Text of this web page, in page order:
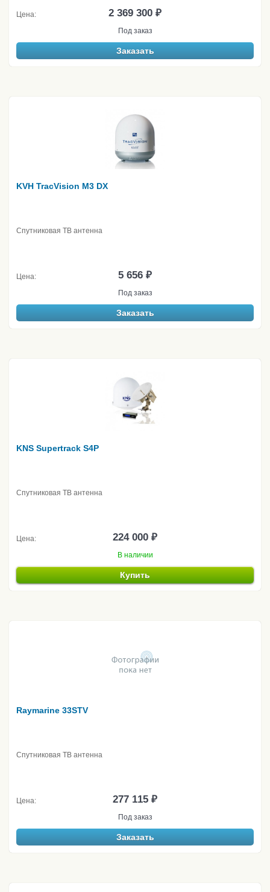
Цена: 2 369 300 ₽
Под заказ
Заказать
KVH TracVision М3 DX
Спутниковая ТВ антенна
Цена: 5 656 ₽
Под заказ
Заказать
KNS Supertrack S4P
Спутниковая ТВ антенна
Цена: 224 000 ₽
В наличии
Купить
Raymarine 33STV
Спутниковая ТВ антенна
Цена: 277 115 ₽
Под заказ
Заказать